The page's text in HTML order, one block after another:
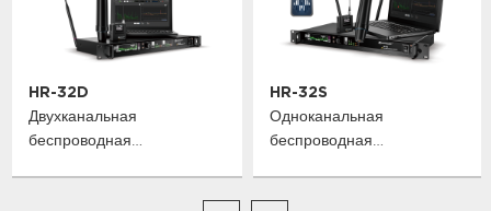
HR-32D
Двухканальная
беспроводная
HR-32S
Одноканальная
беспроводная